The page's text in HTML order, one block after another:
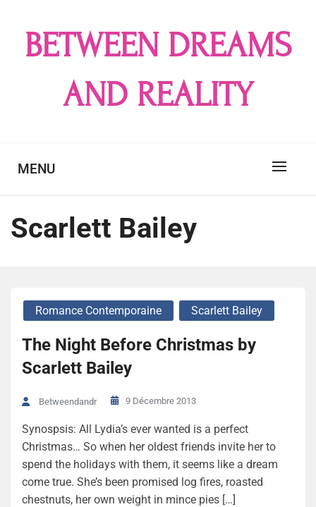
contentBETWEEN DREAMS
AND REALITY
MENU
Scarlett Bailey
Romance Contemporaine Scarlett Bailey
The Night Before Christmas by
Scarlett Bailey
Betweendandr 9 Décembre 2013
Synospsis: All Lydia’s ever wanted is a perfect
Christmas… So when her oldest friends invite her to
spend the holidays with them, it seems like a dream
come true. She’s been promised log fires, roasted
chestnuts, her own weight in mince pies […]